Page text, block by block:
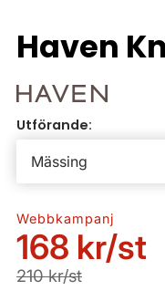
Haven
Utförande:
Webbkampanj
168 kr/st
210 kr/st